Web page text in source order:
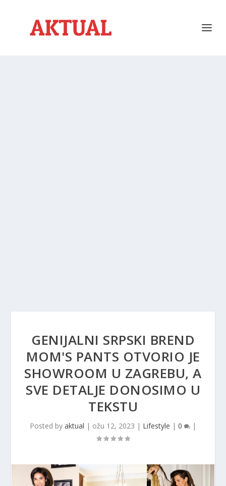
GENIJALNI SRPSKI BREND
MOM'S PANTS OTVORIO JE
SHOWROOM U ZAGREBU, A
SVE DETALJE DONOSIMO U
TEKSTU
Posted by aktual | ožu 12, 2023 | Lifestyle | 0 |